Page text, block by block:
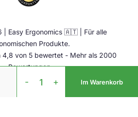
Mouse
- + Im Warenkorb
Easy Ergonomics 🇦🇹 | Für alle
Produkte.
4,8 von 5 bewertet - Mehr als 2000
Bewertungen